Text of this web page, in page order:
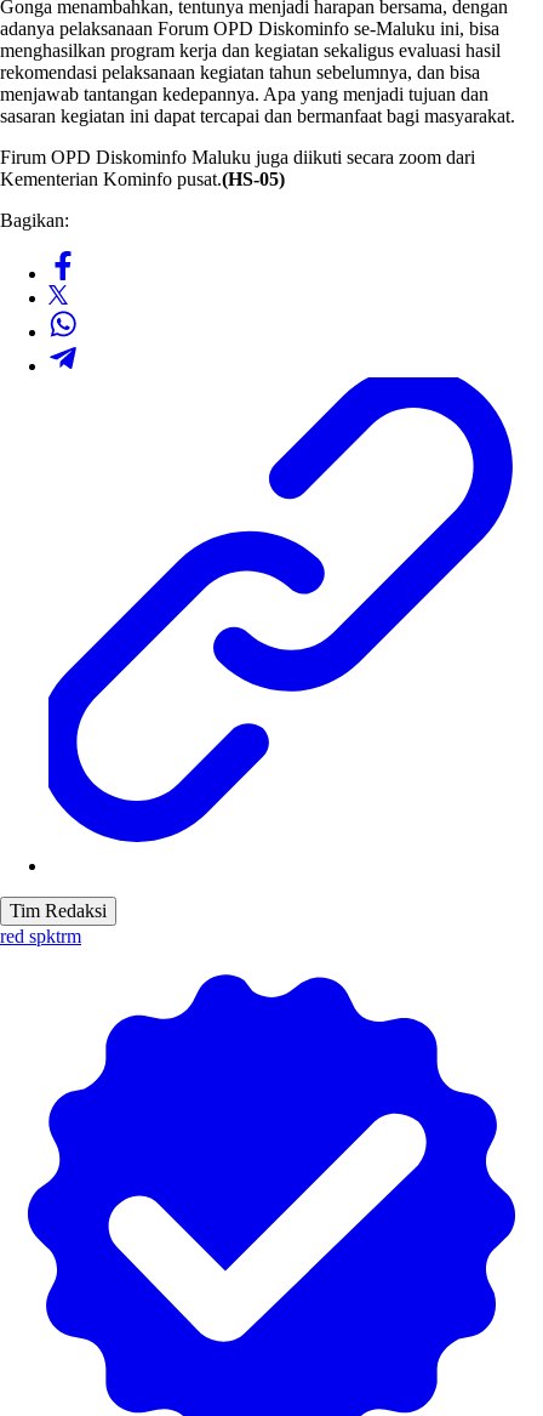
Gonga menambahkan, tentunya menjadi harapan bersama, dengan
adanya pelaksanaan Forum OPD Diskominfo se-Maluku ini, bisa
menghasilkan program kerja dan kegiatan sekaligus evaluasi hasil
rekomendasi pelaksanaan kegiatan tahun sebelumnya, dan bisa
menjawab tantangan kedepannya. Apa yang menjadi tujuan dan
sasaran kegiatan ini dapat tercapai dan bermanfaat bagi masyarakat.
Firum OPD Diskominfo Maluku juga diikuti secara zoom dari
Kementerian Kominfo pusat.(HS-05)
Bagikan:
Tim Redaksi
red spktrm